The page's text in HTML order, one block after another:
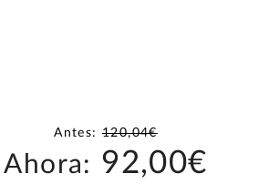
Antes: 120,04€
Ahora: 92,00€